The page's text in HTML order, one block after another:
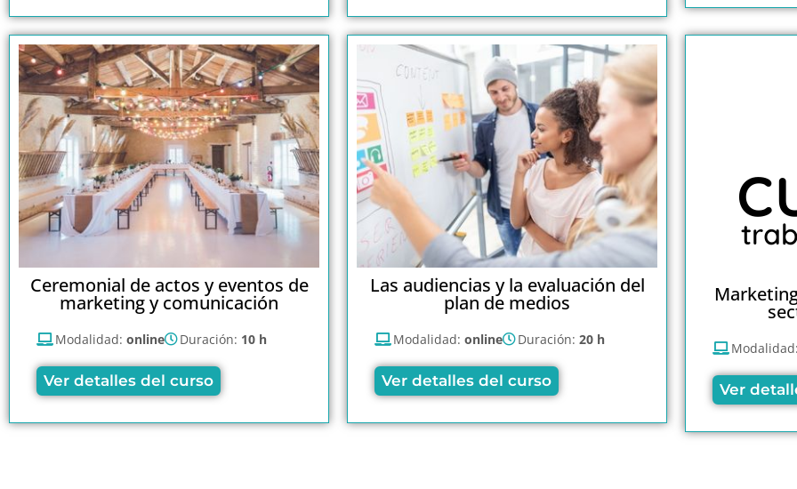
Ceremonial de actos y eventos de
marketing y comunicación
Modalidad: online Duración: 10 h
Ver detalles del curso
Las audiencias y la evaluación del
plan de medios
Modalidad: online Duración: 20 h
Ver detalles del curso Ver